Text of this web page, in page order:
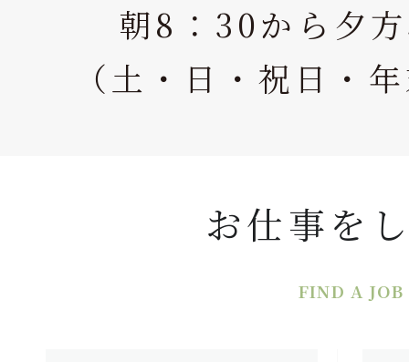
朝8：30から夕
（土・日・祝日・
お仕事を
FIND A JOB